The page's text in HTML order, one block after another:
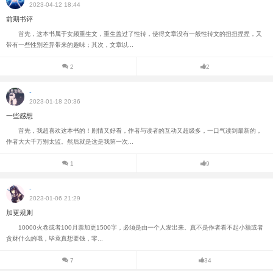
2023-04-12 18:44
前期书评
首先，这本书属于女频重生文，重生盖过了性转，使得文章没有一般性转文的扭扭捏捏，又
带有一些性别差异带来的趣味；其次，文章以...
2 2
-
2023-01-18 20:36
一些感想
首先，我超喜欢这本书的！剧情又好看，作者与读者的互动又超级多，一口气读到最新的，
作者大大千万别太监。然后就是这是我第一次...
1 9
-
2023-01-06 21:29
加更规则
10000火卷或者100月票加更1500字，必须是由一个人发出来。真不是作者看不起小额或者
贪财什么的哦，毕竟真想要钱，零...
7 34